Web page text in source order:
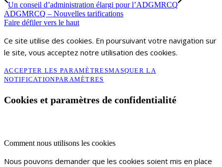
Un conseil d’administration élargi pour l’ADGMRCQ
ADGMRCQ – Nouvelles tarifications
Faire défiler vers le haut
Ce site utilise des cookies. En poursuivant votre navigation sur
le site, vous acceptez notre utilisation des cookies.
ACCEPTER LES PARAMÈTRESMASQUER LA
NOTIFICATIONPARAMÈTRES
Cookies et paramètres de confidentialité
Comment nous utilisons les cookies
Nous pouvons demander que les cookies soient mis en place